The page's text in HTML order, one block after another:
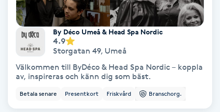
Vaxning
Vaxning brasiliansk
Veterinär
Vibrationsmassage
By Déco Umeå & Head Spa Nordic
4.9
Storgatan 49, Umeå
Välkommen till ByDéco & Head Spa Nordic – koppla
av, inspireras och känn dig som bäst.
Betala senare Presentkort Friskvård Branschorg.